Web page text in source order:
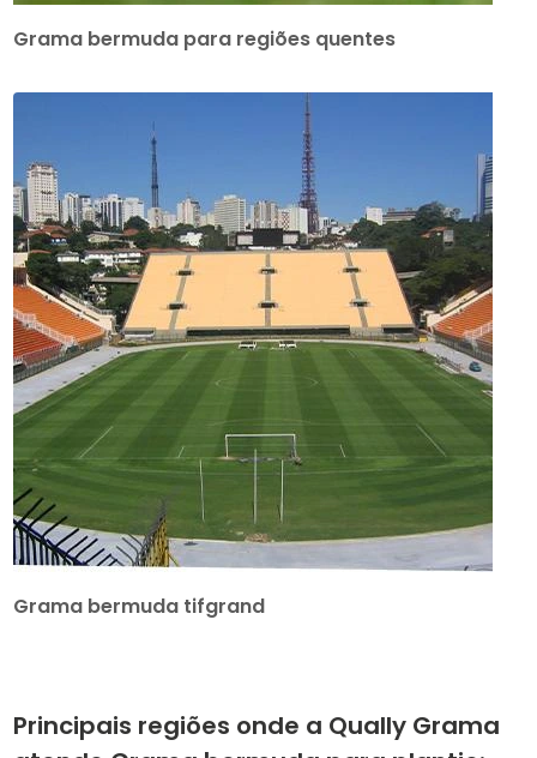
Grama bermuda para regiões quentes
Grama bermuda tifgrand
Principais regiões onde a Qually Grama